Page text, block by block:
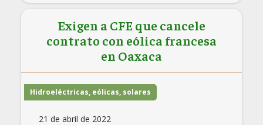
Exigen a CFE que cancele
contrato con eólica francesa
en Oaxaca
Hidroeléctricas, eólicas, solares
21 de abril de 2022